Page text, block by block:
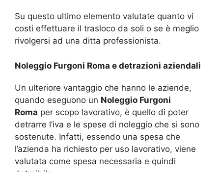
Su questo ultimo elemento valutate quanto vi
costi effettuare il trasloco da soli o se è meglio
rivolgersi ad una ditta professionista.
Noleggio Furgoni Roma e detrazioni aziendali
Un ulteriore vantaggio che hanno le aziende,
quando eseguono un Noleggio Furgoni
Roma per scopo lavorativo, è quello di poter
detrarre l’iva e le spese di noleggio che si sono
sostenute. Infatti, essendo una spesa che
l’azienda ha richiesto per uso lavorativo, viene
valutata come spesa necessaria e quindi